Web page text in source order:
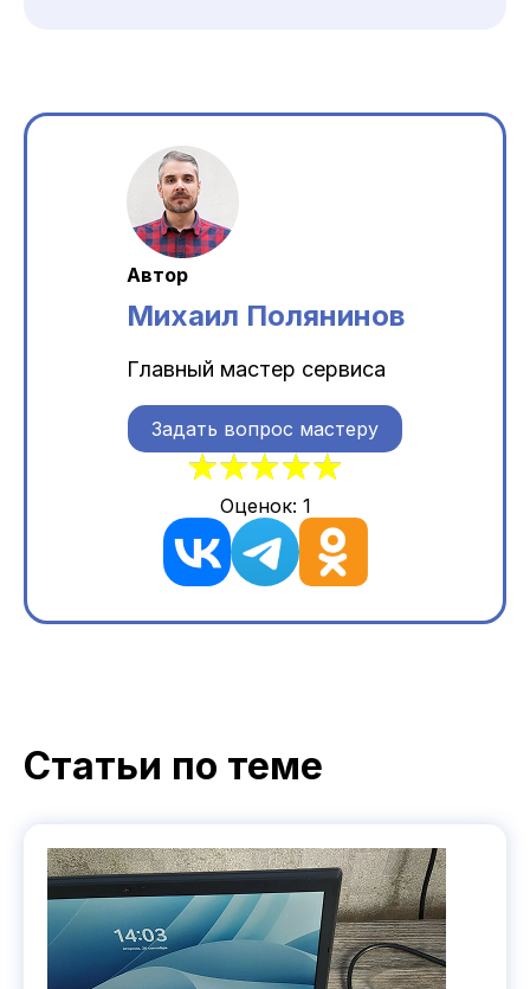
Автор
Михаил Полянинов
Главный мастер сервиса
Задать вопрос мастеру
Оценок: 1
Статьи по теме